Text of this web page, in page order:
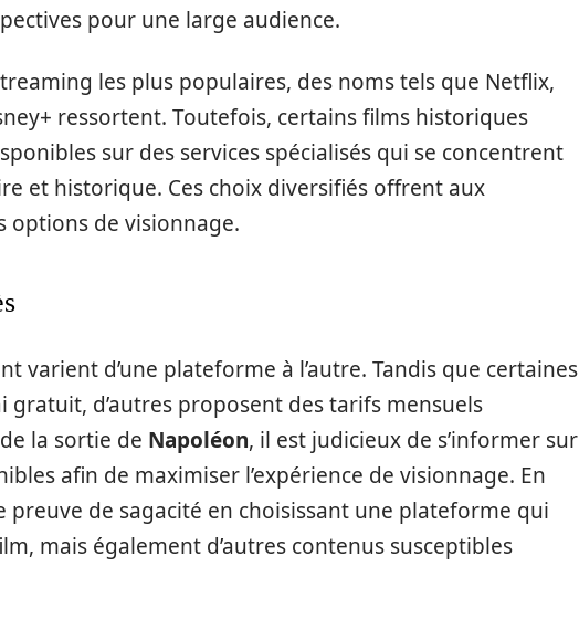
pour une large audience.
les plus populaires, des noms tels que Netflix,
ressortent. Toutefois, certains films historiques
sur des services spécialisés qui se concentrent
et historique. Ces choix diversifiés offrent aux
options de visionnage.
varient d’une plateforme à l’autre. Tandis que certaines
gratuit, d’autres proposent des tarifs mensuels
la sortie de Napoléon, il est judicieux de s’informer sur
afin de maximiser l’expérience de visionnage. En
de sagacité en choisissant une plateforme qui
mais également d’autres contenus susceptibles